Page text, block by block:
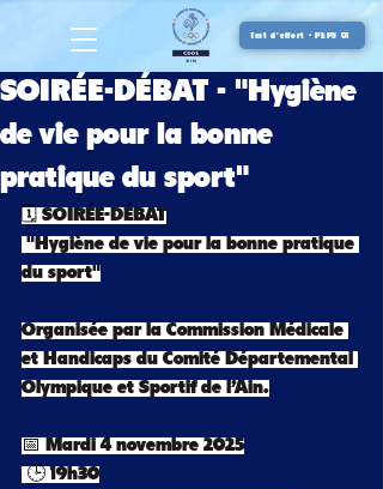
Test d'effort - PEPS 01
SOIRÉE-DÉBAT - "Hygiène
de vie pour la bonne
pratique du sport"
🗓️ SOIRÉE-DÉBAT
"Hygiène de vie pour la bonne pratique
du sport"
Organisée par la Commission Médicale
et Handicaps du Comité Départemental
Olympique et Sportif de l’Ain.
📅 Mardi 4 novembre 2025
🕒 19h30